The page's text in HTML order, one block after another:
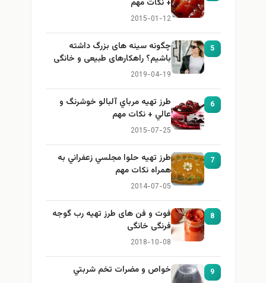
+ نكات مهم
2015-01-12
5
چگونه سینه های بزرگ داشته
باشیم؟ راهکارهای طبیعی و خانگی
برای بزرگ کردن سینه
2019-04-19
6
طرز تهيه مرباي آلبالو خوشرنگ و
عالي + نكات مهم
2015-07-25
7
طرز تهيه حلوا مجلسي زعفراني به
همراه نكات مهم
2014-07-05
8
فوت و فن های طرز تهیه رب گوجه
فرنگی خانگی
2018-10-08
9 خواص و مضرات تخم شربتي